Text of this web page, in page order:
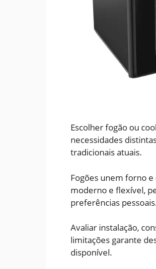
Escolher fogão ou
necessidades
tradicionais atuais.
Fogões unem forno
moderno e flexível,
preferências
Avaliar instalação,
limitações garante
disponível.